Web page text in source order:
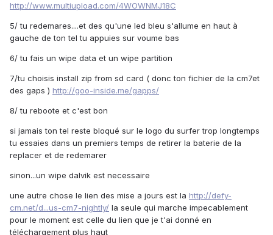
http://www.multiupload.com/4WOWNMJ18C
5/ tu redemares....et des qu'une led bleu s'allume en haut à
gauche de ton tel tu appuies sur voume bas
6/ tu fais un wipe data et un wipe partition
7/tu choisis install zip from sd card ( donc ton fichier de la cm7et
des gaps ) http://goo-inside.me/gapps/
8/ tu reboote et c'est bon
si jamais ton tel reste bloqué sur le logo du surfer trop longtemps
tu essaies dans un premiers temps de retirer la baterie de la
replacer et de redemarer
sinon...un wipe dalvik est necessaire
une autre chose le lien des mise a jours est la http://defy-
cm.net/d...us-cm7-nightly/ la seule qui marche impecablement
pour le moment est celle du lien que je t'ai donné en
téléchargement plus haut